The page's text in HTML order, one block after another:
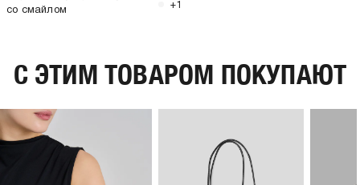
со смайлом
+1
C ЭТИМ ТОВАРОМ ПОКУПАЮТ